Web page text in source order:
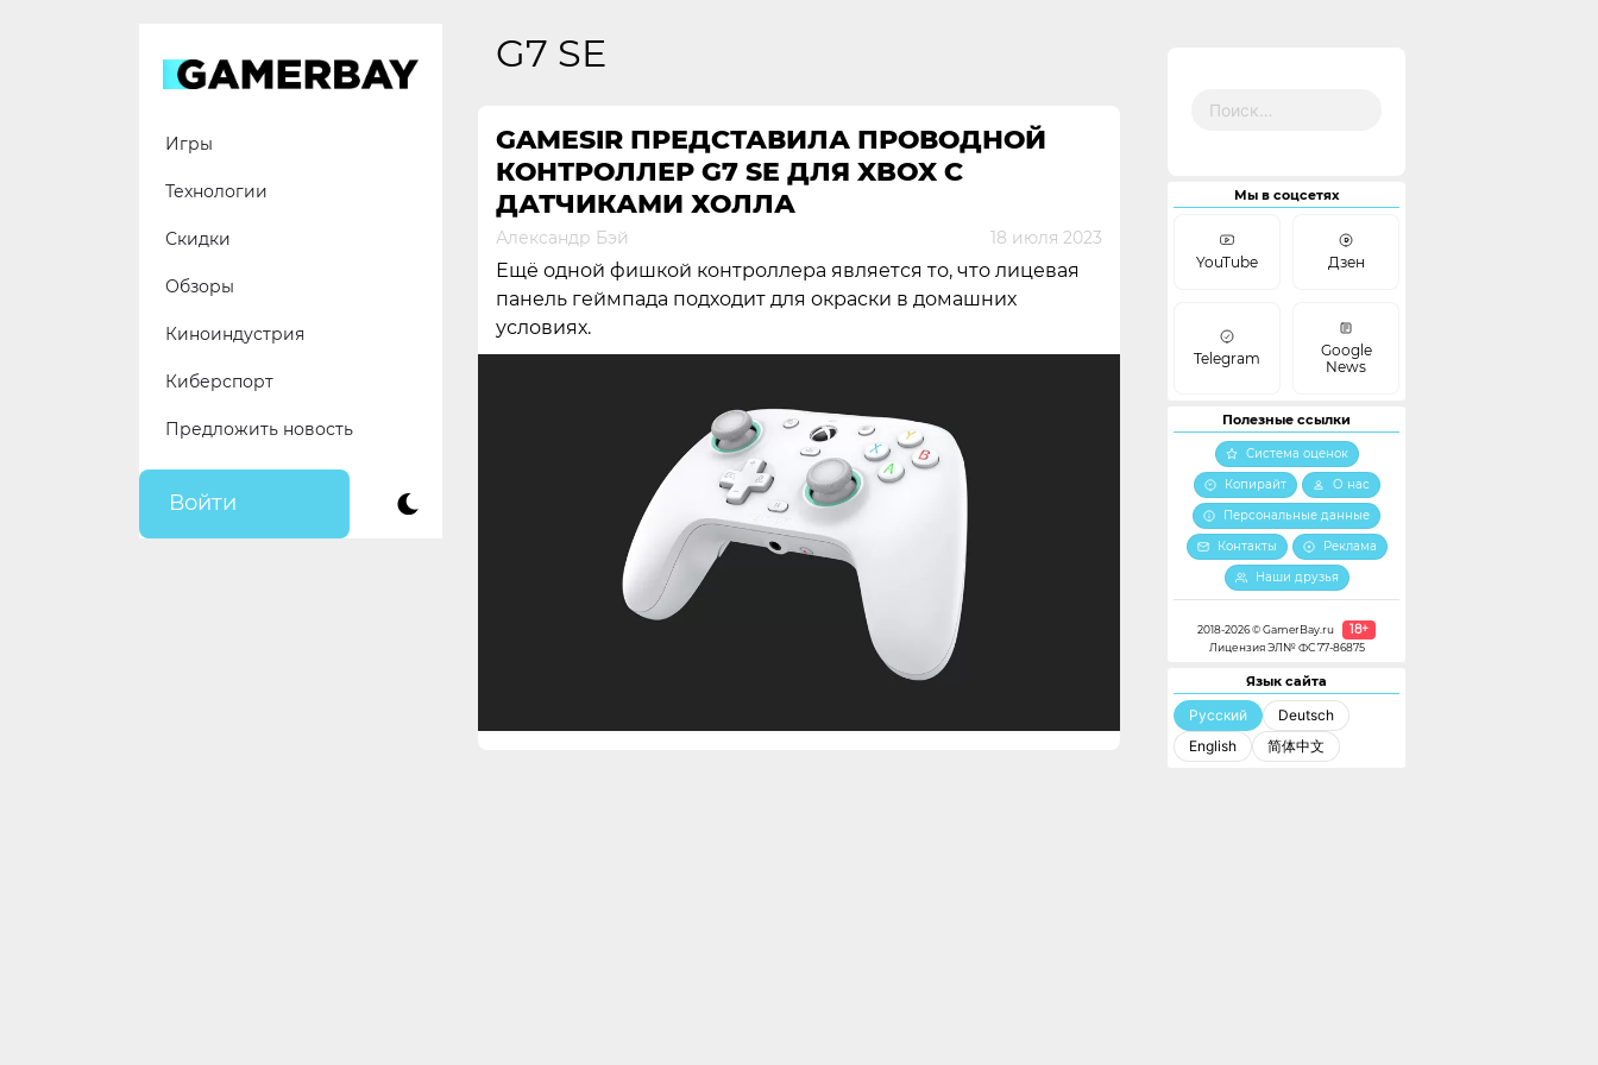
Игры
Технологии
Скидки
Обзоры
Киноиндустрия
Киберспорт
Предложить новость
Войти
G7 SE
GAMESIR ПРЕДСТАВИЛА ПРОВОДНОЙ
КОНТРОЛЛЕР G7 SE ДЛЯ XBOX С
ДАТЧИКАМИ ХОЛЛА
Александр Бэй 18 июля 2023
Ещё одной фишкой контроллера является то, что лицевая
панель геймпада подходит для окраски в домашних
условиях.
Мы в соцсетях
YouTube Дзен
Telegram
Google
News
Полезные ссылки
Система оценок
Копирайт
О нас
Персональные данные
Контакты
Реклама
Наши друзья
2018-2026 © GamerBay.ru 18+
Лицензия ЭЛ№ ФС 77-86875
Язык сайта
Русский
Deutsch
English
简体中文